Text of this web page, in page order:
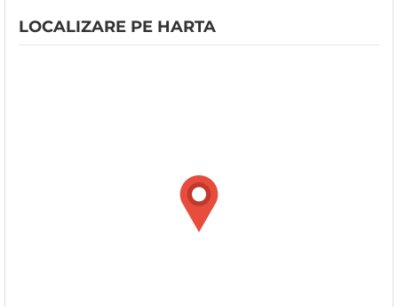
LOCALIZARE PE HARTA